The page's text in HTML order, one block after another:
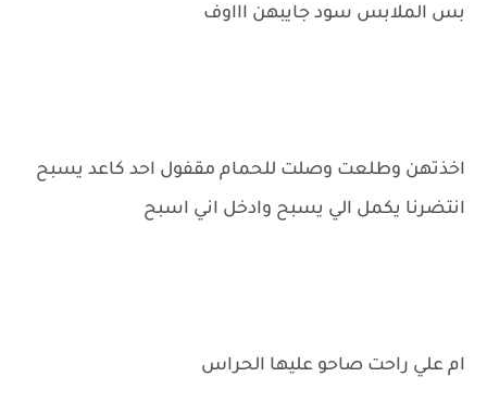
بس الملابس سود جايبهن اااوف
اخذتهن وطلعت وصلت للحمام مقفول احد كاعد يسبح
انتضرنا يكمل الي يسبح وادخل اني اسبح
ام علي راحت صاحو عليها الحراس